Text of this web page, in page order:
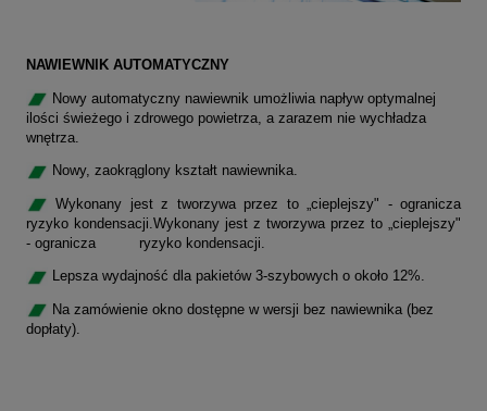
NAWIEWNIK AUTOMATYCZNY
Nowy automatyczny nawiewnik umożliwia napływ optymalnej
ilości świeżego i zdrowego powietrza, a zarazem nie wychładza
wnętrza.
Nowy, zaokrąglony kształt nawiewnika.
Wykonany jest z tworzywa przez to „cieplejszy" - ogranicza
ryzyko kondensacji.Wykonany jest z tworzywa przez to „cieplejszy"
- ogranicza ryzyko kondensacji.
Lepsza wydajność dla pakietów 3-szybowych o około 12%.
Na zamówienie okno dostępne w wersji bez nawiewnika (bez
dopłaty).